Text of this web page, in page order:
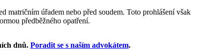
matričním úřadem nebo před soudem. Toto prohlášení však
předběžného opatření.
dnů. Poradit se s naším advokátem.